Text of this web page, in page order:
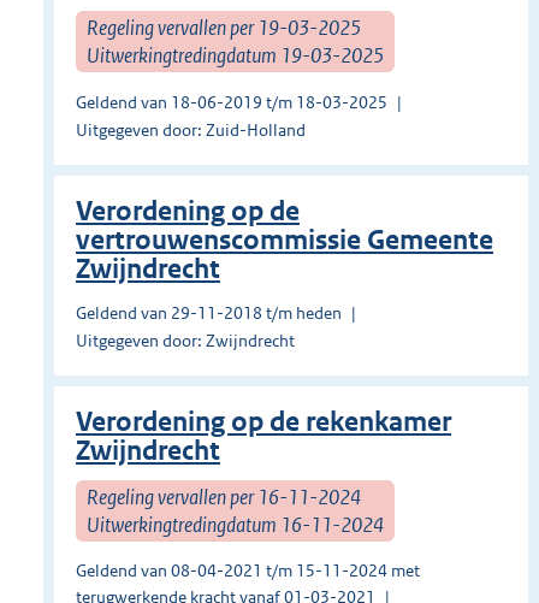
Regeling vervallen per 19-03-2025
Uitwerkingtredingdatum 19-03-2025
Geldend van 18-06-2019 t/m 18-03-2025
Uitgegeven door: Zuid-Holland
Verordening op de
vertrouwenscommissie Gemeente
Zwijndrecht
Geldend van 29-11-2018 t/m heden
Uitgegeven door: Zwijndrecht
Verordening op de rekenkamer
Zwijndrecht
Regeling vervallen per 16-11-2024
Uitwerkingtredingdatum 16-11-2024
Geldend van 08-04-2021 t/m 15-11-2024 met
terugwerkende kracht vanaf 01-03-2021